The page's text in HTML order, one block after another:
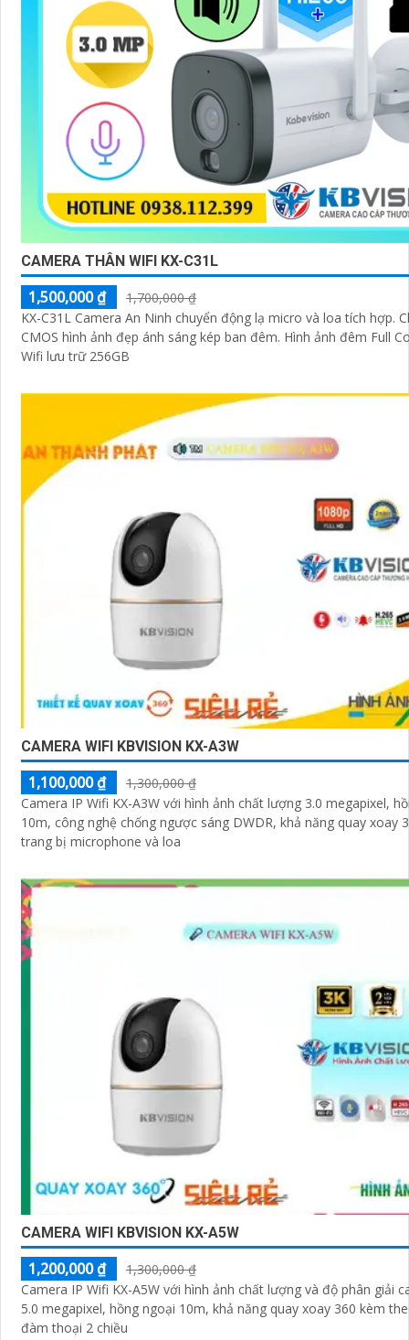
CAMERA THÂN WIFI KX-C31L
1,500,000 ₫
1,700,000 ₫
KX-C31L Camera An Ninh chuyển động lạ micro và loa tích hợp.
CMOS hình ảnh đẹp ánh sáng kép ban đêm. Hình ảnh đêm Full
Wifi lưu trữ 256GB
CAMERA WIFI KBVISION KX-A3W
1,100,000 ₫
1,300,000 ₫
Camera IP Wifi KX-A3W với hình ảnh chất lượng 3.0 megapixel,
10m, công nghệ chống ngược sáng DWDR, khả năng quay xoay
trang bị microphone và loa
CAMERA WIFI KBVISION KX-A5W
1,200,000 ₫
1,300,000 ₫
Camera IP Wifi KX-A5W với hình ảnh chất lượng và độ phân giải
5.0 megapixel, hồng ngoại 10m, khả năng quay xoay 360 kèm
đàm thoại 2 chiều